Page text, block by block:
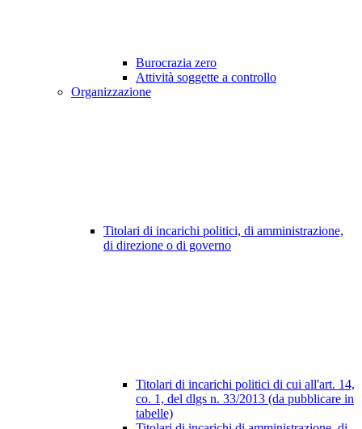
Burocrazia zero
Attività soggette a controllo
Organizzazione
Titolari di incarichi politici, di amministrazione,
di direzione o di governo
Titolari di incarichi politici di cui all'art. 14,
co. 1, del dlgs n. 33/2013 (da pubblicare in
tabelle)